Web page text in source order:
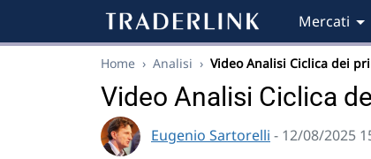
Mercati
Home › Analisi › Video Analisi Ciclica dei
Video Analisi Ciclica
Eugenio Sartorelli - 12/08/2025